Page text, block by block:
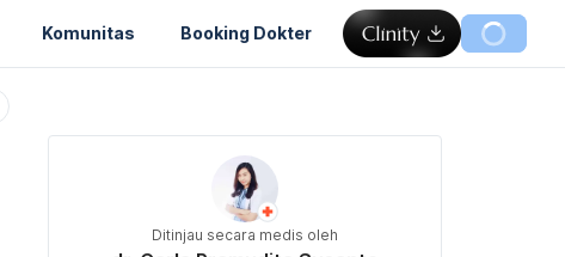
Komunitas Booking Dokter
Ditinjau secara medis oleh